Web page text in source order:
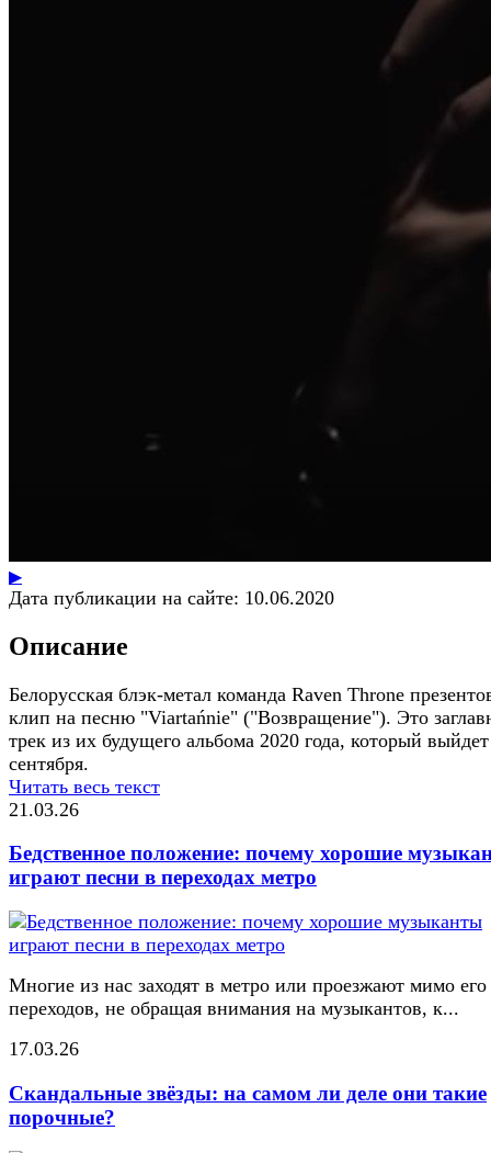
▶
Дата публикации на сайте: 10.06.2020
Описание
Белорусская блэк-метал команда Raven Throne
клип на песню "Viartańnie" ("Возвращение"). Это
трек из их будущего альбома 2020 года, который
сентября.
Читать весь текст
21.03.26
Бедственное положение: почему хорошие
играют песни в переходах метро
Многие из нас заходят в метро или проезжают мимо его
переходов, не обращая внимания на музыкантов, к...
17.03.26
Скандальные звёзды: на самом ли деле они такие
порочные?